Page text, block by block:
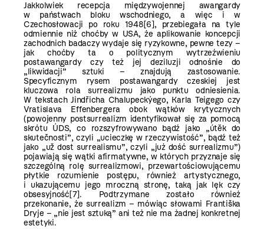
Jakkolwiek recepcja międzywojennej awangardy
w państwach bloku wschodniego, a więc i w
Czechosłowacji po roku 1948[6], przebiegała na tyle
odmiennie niż choćby w USA, że aplikowanie koncepcji
zachodnich badaczy wydaje się ryzykowne, pewne tezy –
jak choćby ta o politycznym wytrzeźwieniu
postawangardy czy też jej deziluzji odnośnie do
„likwidacji” sztuki – znajdują zastosowanie.
Specyficznym rysem postawangardy czeskiej jest
kluczowa rola surrealizmu jako punktu odniesienia.
W tekstach Jindřicha Chalupeckýego, Karla Teigego czy
Vratislava Effenbergera obok wątków krytycznych
(powojenny postsurrealizm identyfikował się za pomocą
skrótu ÚDS, co rozszyfrowywano bądź jako „útěk do
skutečnosti”, czyli „ucieczkę w rzeczywistość”, bądź też
jako „už dost surrealismu”, czyli „już dość surrealizmu”)
pojawiają się wątki afirmatywne, w których przyznaje się
szczególną rolę surrealizmowi, przewartościowującemu
płytkie rozumienie postępu, również artystycznego,
i ukazującemu jego mroczną stronę, taką jak lęk czy
obsesyjność[7]. Podtrzymane zostało również
przekonanie, że surrealizm – mówiąc słowami Františka
Dryje – „nie jest sztuką” ani też nie ma żadnej konkretnej
estetyki.